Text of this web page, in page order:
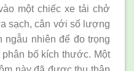
một chiếc xe tải chở
sạch, cân với số lượng
ngẫu nhiên để đo trọng
bố kích thước. Một